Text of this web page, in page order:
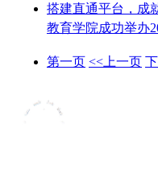
搭建直通平台，成
教育学院成功举办
第一页 <<上一页